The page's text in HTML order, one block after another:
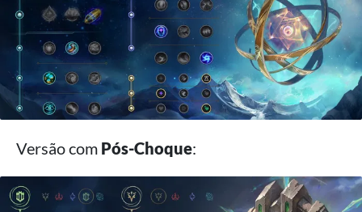
Versão com Pós-Choque: